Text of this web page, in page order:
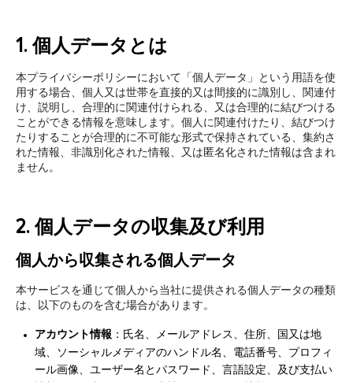
1. 個人データとは
本プライバシーポリシーにおいて「個人データ」という用語を使
用する場合、個人又は世帯を直接的又は間接的に識別し、関連付
け、説明し、合理的に関連付けられる、又は合理的に結びつける
ことができる情報を意味します。個人に関連付けたり、結びつけ
たりすることが合理的に不可能な形式で保持されている、集約さ
れた情報、非識別化された情報、又は匿名化された情報は含まれ
ません。
2. 個人データの収集及び利用
個人から収集される個人データ
本サービスを通じて個人から当社に提供される個人データの種類
は、以下のものを含む場合があります。
アカウント情報 ：氏名、メールアドレス、住所、国又は地
域、ソーシャルメディアのハンドル名、電話番号、プロフィ
ール画像、ユーザー名とパスワード、言語設定、及び支払い